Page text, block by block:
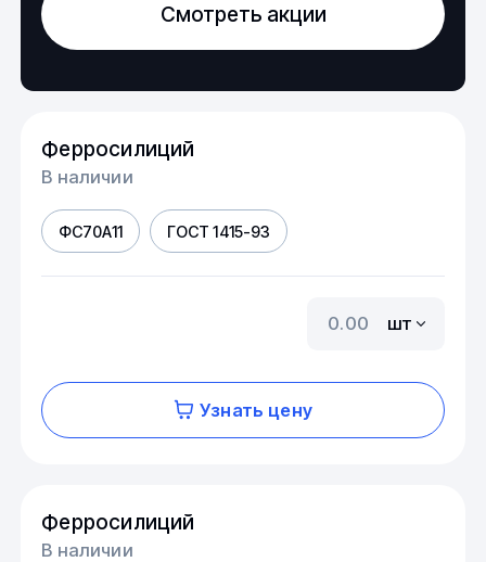
Смотреть акции
Ферросилиций
В наличии
ФС70А11 ГОСТ 1415-93
шт
Узнать цену
Ферросилиций
В наличии